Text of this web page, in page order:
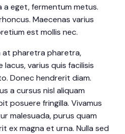
a eget, fermentum metus.
Maecenas varius
est mollis nec.
at pharetra pharetra,
varius quis facilisis
Donec hendrerit diam.
a cursus nisl aliquam
posuere fringilla. Vivamus
malesuada, purus quam
ex magna et urna. Nulla sed